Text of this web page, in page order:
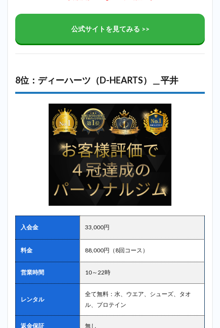
公式サイトを見てみる >>
8位：ディーハーツ（D-HEARTS）＿平井
入会金 33,000円
料金 88,000円（8回コース）
営業時間 10～22時
レンタル
全て無料：水、ウエア、シューズ、タオ
ル、プロテイン
返金保証 無し